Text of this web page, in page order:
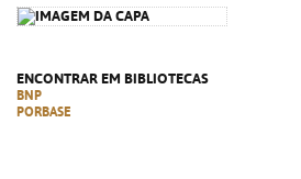
ENCONTRAR EM BIBLIOTECAS
BNP
PORBASE